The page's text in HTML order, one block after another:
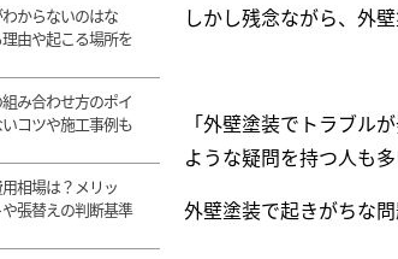
しかし残念ながら、外
「外壁塗装でトラブル
ような疑問を持つ人も多
外壁塗装で起きがちな
からないのはな
由や起こる場所を
み合わせ方のポイ
コツや施工事例も
相場は？メリッ
張替えの判断基準